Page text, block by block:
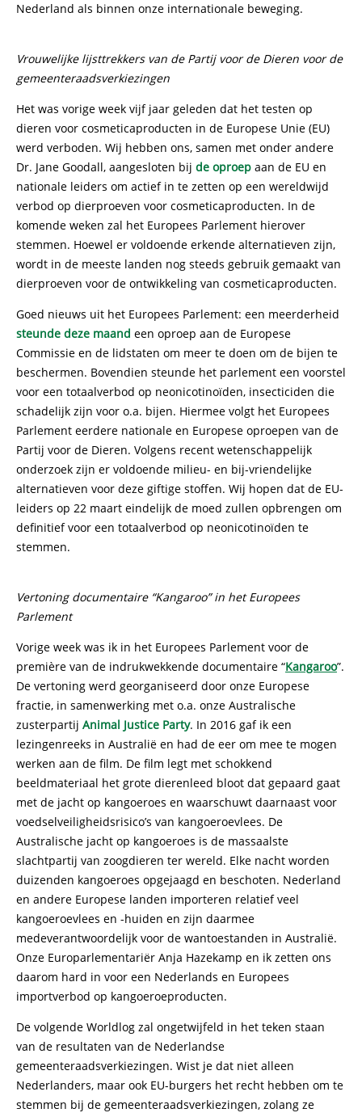
Nederland als binnen onze internationale beweging.
Vrouwelijke lijsttrekkers van de Partij voor de Dieren voor de
gemeenteraadsverkiezingen
Het was vorige week vijf jaar geleden dat het testen op
dieren voor cosmeticaproducten in de Europese Unie (EU)
werd verboden. Wij hebben ons, samen met onder andere
Dr. Jane Goodall, aangesloten bij de oproep aan de EU en
nationale leiders om actief in te zetten op een wereldwijd
verbod op dierproeven voor cosmeticaproducten. In de
komende weken zal het Europees Parlement hierover
stemmen. Hoewel er voldoende erkende alternatieven zijn,
wordt in de meeste landen nog steeds gebruik gemaakt van
dierproeven voor de ontwikkeling van cosmeticaproducten.
Goed nieuws uit het Europees Parlement: een meerderheid
steunde deze maand een oproep aan de Europese
Commissie en de lidstaten om meer te doen om de bijen te
beschermen. Bovendien steunde het parlement een voorstel
voor een totaalverbod op neonicotinoïden, insecticiden die
schadelijk zijn voor o.a. bijen. Hiermee volgt het Europees
Parlement eerdere nationale en Europese oproepen van de
Partij voor de Dieren. Volgens recent wetenschappelijk
onderzoek zijn er voldoende milieu- en bij-vriendelijke
alternatieven voor deze giftige stoffen. Wij hopen dat de EU-
leiders op 22 maart eindelijk de moed zullen opbrengen om
definitief voor een totaalverbod op neonicotinoïden te
stemmen.
Vertoning documentaire “Kangaroo” in het Europees
Parlement
Vorige week was ik in het Europees Parlement voor de
première van de indrukwekkende documentaire “Kangaroo”.
De vertoning werd georganiseerd door onze Europese
fractie, in samenwerking met o.a. onze Australische
zusterpartij Animal Justice Party. In 2016 gaf ik een
lezingenreeks in Australië en had de eer om mee te mogen
werken aan de film. De film legt met schokkend
beeldmateriaal het grote dierenleed bloot dat gepaard gaat
met de jacht op kangoeroes en waarschuwt daarnaast voor
voedselveiligheidsrisico’s van kangoeroevlees. De
Australische jacht op kangoeroes is de massaalste
slachtpartij van zoogdieren ter wereld. Elke nacht worden
duizenden kangoeroes opgejaagd en beschoten. Nederland
en andere Europese landen importeren relatief veel
kangoeroevlees en -huiden en zijn daarmee
medeverantwoordelijk voor de wantoestanden in Australië.
Onze Europarlementariër Anja Hazekamp en ik zetten ons
daarom hard in voor een Nederlands en Europees
importverbod op kangoeroeproducten.
De volgende Worldlog zal ongetwijfeld in het teken staan
van de resultaten van de Nederlandse
gemeenteraadsverkiezingen. Wist je dat niet alleen
Nederlanders, maar ook EU-burgers het recht hebben om te
stemmen bij de gemeenteraadsverkiezingen, zolang ze